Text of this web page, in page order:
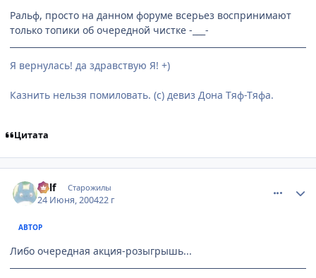
Ральф, просто на данном форуме всерьез воспринимают
только топики об очередной чистке -___-
Я вернулась! да здравствую Я! +)
Казнить нельзя помиловать. (с) девиз Дона Тяф-Тяфа.
Цитата
Ralf Старожилы
24 Июня, 200422 г
АВТОР
Либо очередная акция-розыгрышь...